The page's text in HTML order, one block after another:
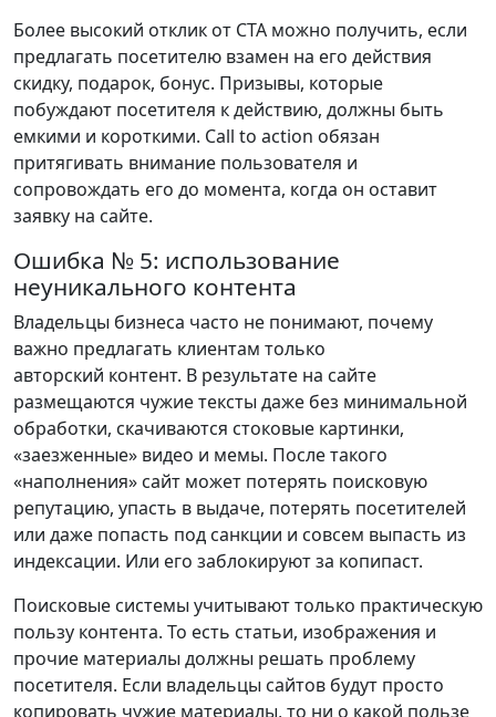
Более высокий отклик от СТА можно получить, если
предлагать посетителю взамен на его действия
скидку, подарок, бонус. Призывы, которые
побуждают посетителя к действию, должны быть
емкими и короткими. Call to action обязан
притягивать внимание пользователя и
сопровождать его до момента, когда он оставит
заявку на сайте.
Ошибка № 5: использование
неуникального контента
Владельцы бизнеса часто не понимают, почему
важно предлагать клиентам только
авторский контент. В результате на сайте
размещаются чужие тексты даже без минимальной
обработки, скачиваются стоковые картинки,
«заезженные» видео и мемы. После такого
«наполнения» сайт может потерять поисковую
репутацию, упасть в выдаче, потерять посетителей
или даже попасть под санкции и совсем выпасть из
индексации. Или его заблокируют за копипаст.
Поисковые системы учитывают только практическую
пользу контента. То есть статьи, изображения и
прочие материалы должны решать проблему
посетителя. Если владельцы сайтов будут просто
копировать чужие материалы, то ни о какой пользе